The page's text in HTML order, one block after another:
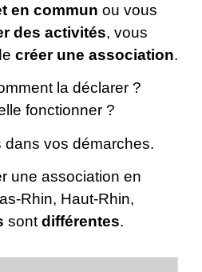
en commun ou vous
des activités, vous
créer une association.
la déclarer ?
fonctionner ?
vos démarches.
une association en
Rhin, Haut-Rhin,
sont différentes.